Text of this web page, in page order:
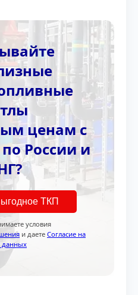
ценам с
России и
ТКП
условия
и даете Согласие на
данных